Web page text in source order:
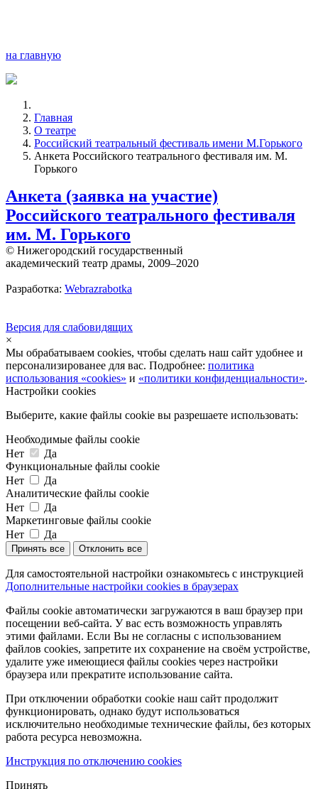
на главную
Главная
О театре
Российский театральный фестиваль имени М.Горького
Анкета Российского театрального фестиваля им. М.
Горького
Анкета (заявка на участие)
Российского театрального фестиваля
им. М. Горького
© Нижегородский государственный
академический театр драмы, 2009–2020
Разработка: Webrazrabotka
Версия для слабовидящих
×
Мы обрабатываем cookies, чтобы сделать наш сайт удобнее и
персонализированее для вас. Подробнее: политика
использования «cookies» и «политики конфиденциальности».
Настройки cookies
Выберите, какие файлы cookie вы разрешаете использовать:
Необходимые файлы cookie
Нет
Да
Функциональные файлы cookie
Нет
Да
Аналитические файлы cookie
Нет
Да
Маркетинговые файлы cookie
Нет
Да
Принять все Отклонить все
Для самостоятельной настройки ознакомьтесь с инструкцией
Дополнительные настройки cookies в браузерах
Файлы cookie автоматически загружаются в ваш браузер при
посещении веб-сайта. У вас есть возможность управлять
этими файлами. Если Вы не согласны с использованием
файлов cookies, запретите их сохранение на своём устройстве,
удалите уже имеющиеся файлы cookies через настройки
браузера или прекратите использование сайта.
При отключении обработки cookie наш сайт продолжит
функционировать, однако будут использоваться
исключительно необходимые технические файлы, без которых
работа ресурса невозможна.
Инструкция по отключению cookies
Принять